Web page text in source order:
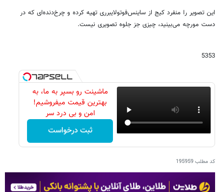
این تصویر را منفرد کیج از ساینس‌فوتو‌لایبرری تهیه کرده و چرخ‌دنده‌ای که در
دست مورچه می‌بینید، چیزی جز جلوه تصویری نیست.
5353
ماشینت رو بسپر به ما، به
بهترین قیمت میفروشیم!
امن و بی درد سر
ثبت درخواست
کد مطلب195959